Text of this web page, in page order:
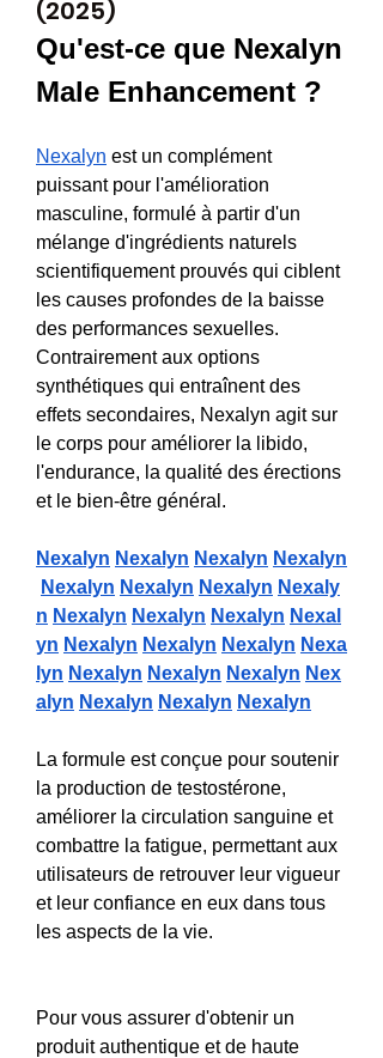
(2025)
Qu'est-ce que Nexalyn
Male Enhancement ?
Nexalyn est un complément
puissant pour l'amélioration
masculine, formulé à partir d'un
mélange d'ingrédients naturels
scientifiquement prouvés qui ciblent
les causes profondes de la baisse
des performances sexuelles.
Contrairement aux options
synthétiques qui entraînent des
effets secondaires, Nexalyn agit sur
le corps pour améliorer la libido,
l'endurance, la qualité des érections
et le bien-être général.
Nexalyn Nexalyn Nexalyn Nexalyn
Nexalyn Nexalyn Nexalyn Nexaly
n Nexalyn Nexalyn Nexalyn Nexal
yn Nexalyn Nexalyn Nexalyn Nexa
lyn Nexalyn Nexalyn Nexalyn Nex
alyn Nexalyn Nexalyn Nexalyn
La formule est conçue pour soutenir
la production de testostérone,
améliorer la circulation sanguine et
combattre la fatigue, permettant aux
utilisateurs de retrouver leur vigueur
et leur confiance en eux dans tous
les aspects de la vie.
Pour vous assurer d'obtenir un
produit authentique et de haute